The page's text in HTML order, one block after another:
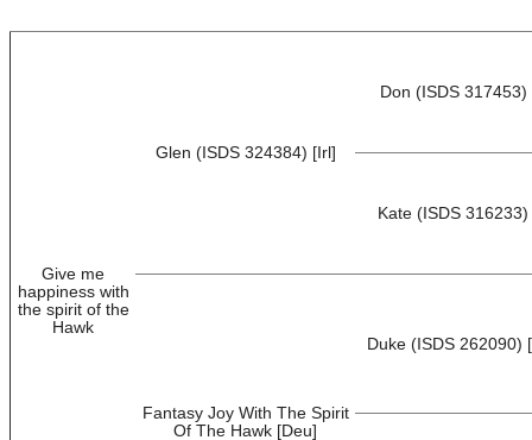
Give me
happiness with
the spirit of the
Hawk
Glen (ISDS 324384) [Irl]
Don (ISDS 317453)
Kate (ISDS
Fantasy Joy With The Spirit
Of The Hawk [Deu]
Duke (ISDS 262090)